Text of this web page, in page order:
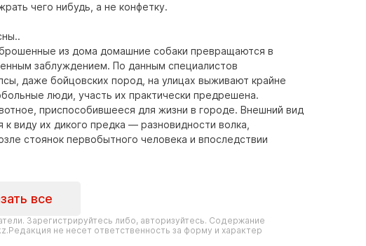
чего нибудь, а не конфетку.
из дома домашние собаки превращаются в
заблуждением. По данным специалистов
даже бойцовских пород, на улицах выживают крайне
люди, участь их практически предрешена.
приспособившееся для жизни в городе. Внешний вид
виду их дикого предка — разновидности волка,
стоянок первобытного человека и впоследствии
все
Зарегистрируйтесь либо, авторизуйтесь. Содержание
не несет ответственность за форму и характер